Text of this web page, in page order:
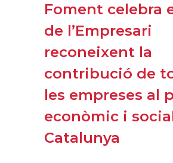
Foment celebra
de l’Empresari
reconeixent la
contribució de
les empreses al
econòmic i
Catalunya